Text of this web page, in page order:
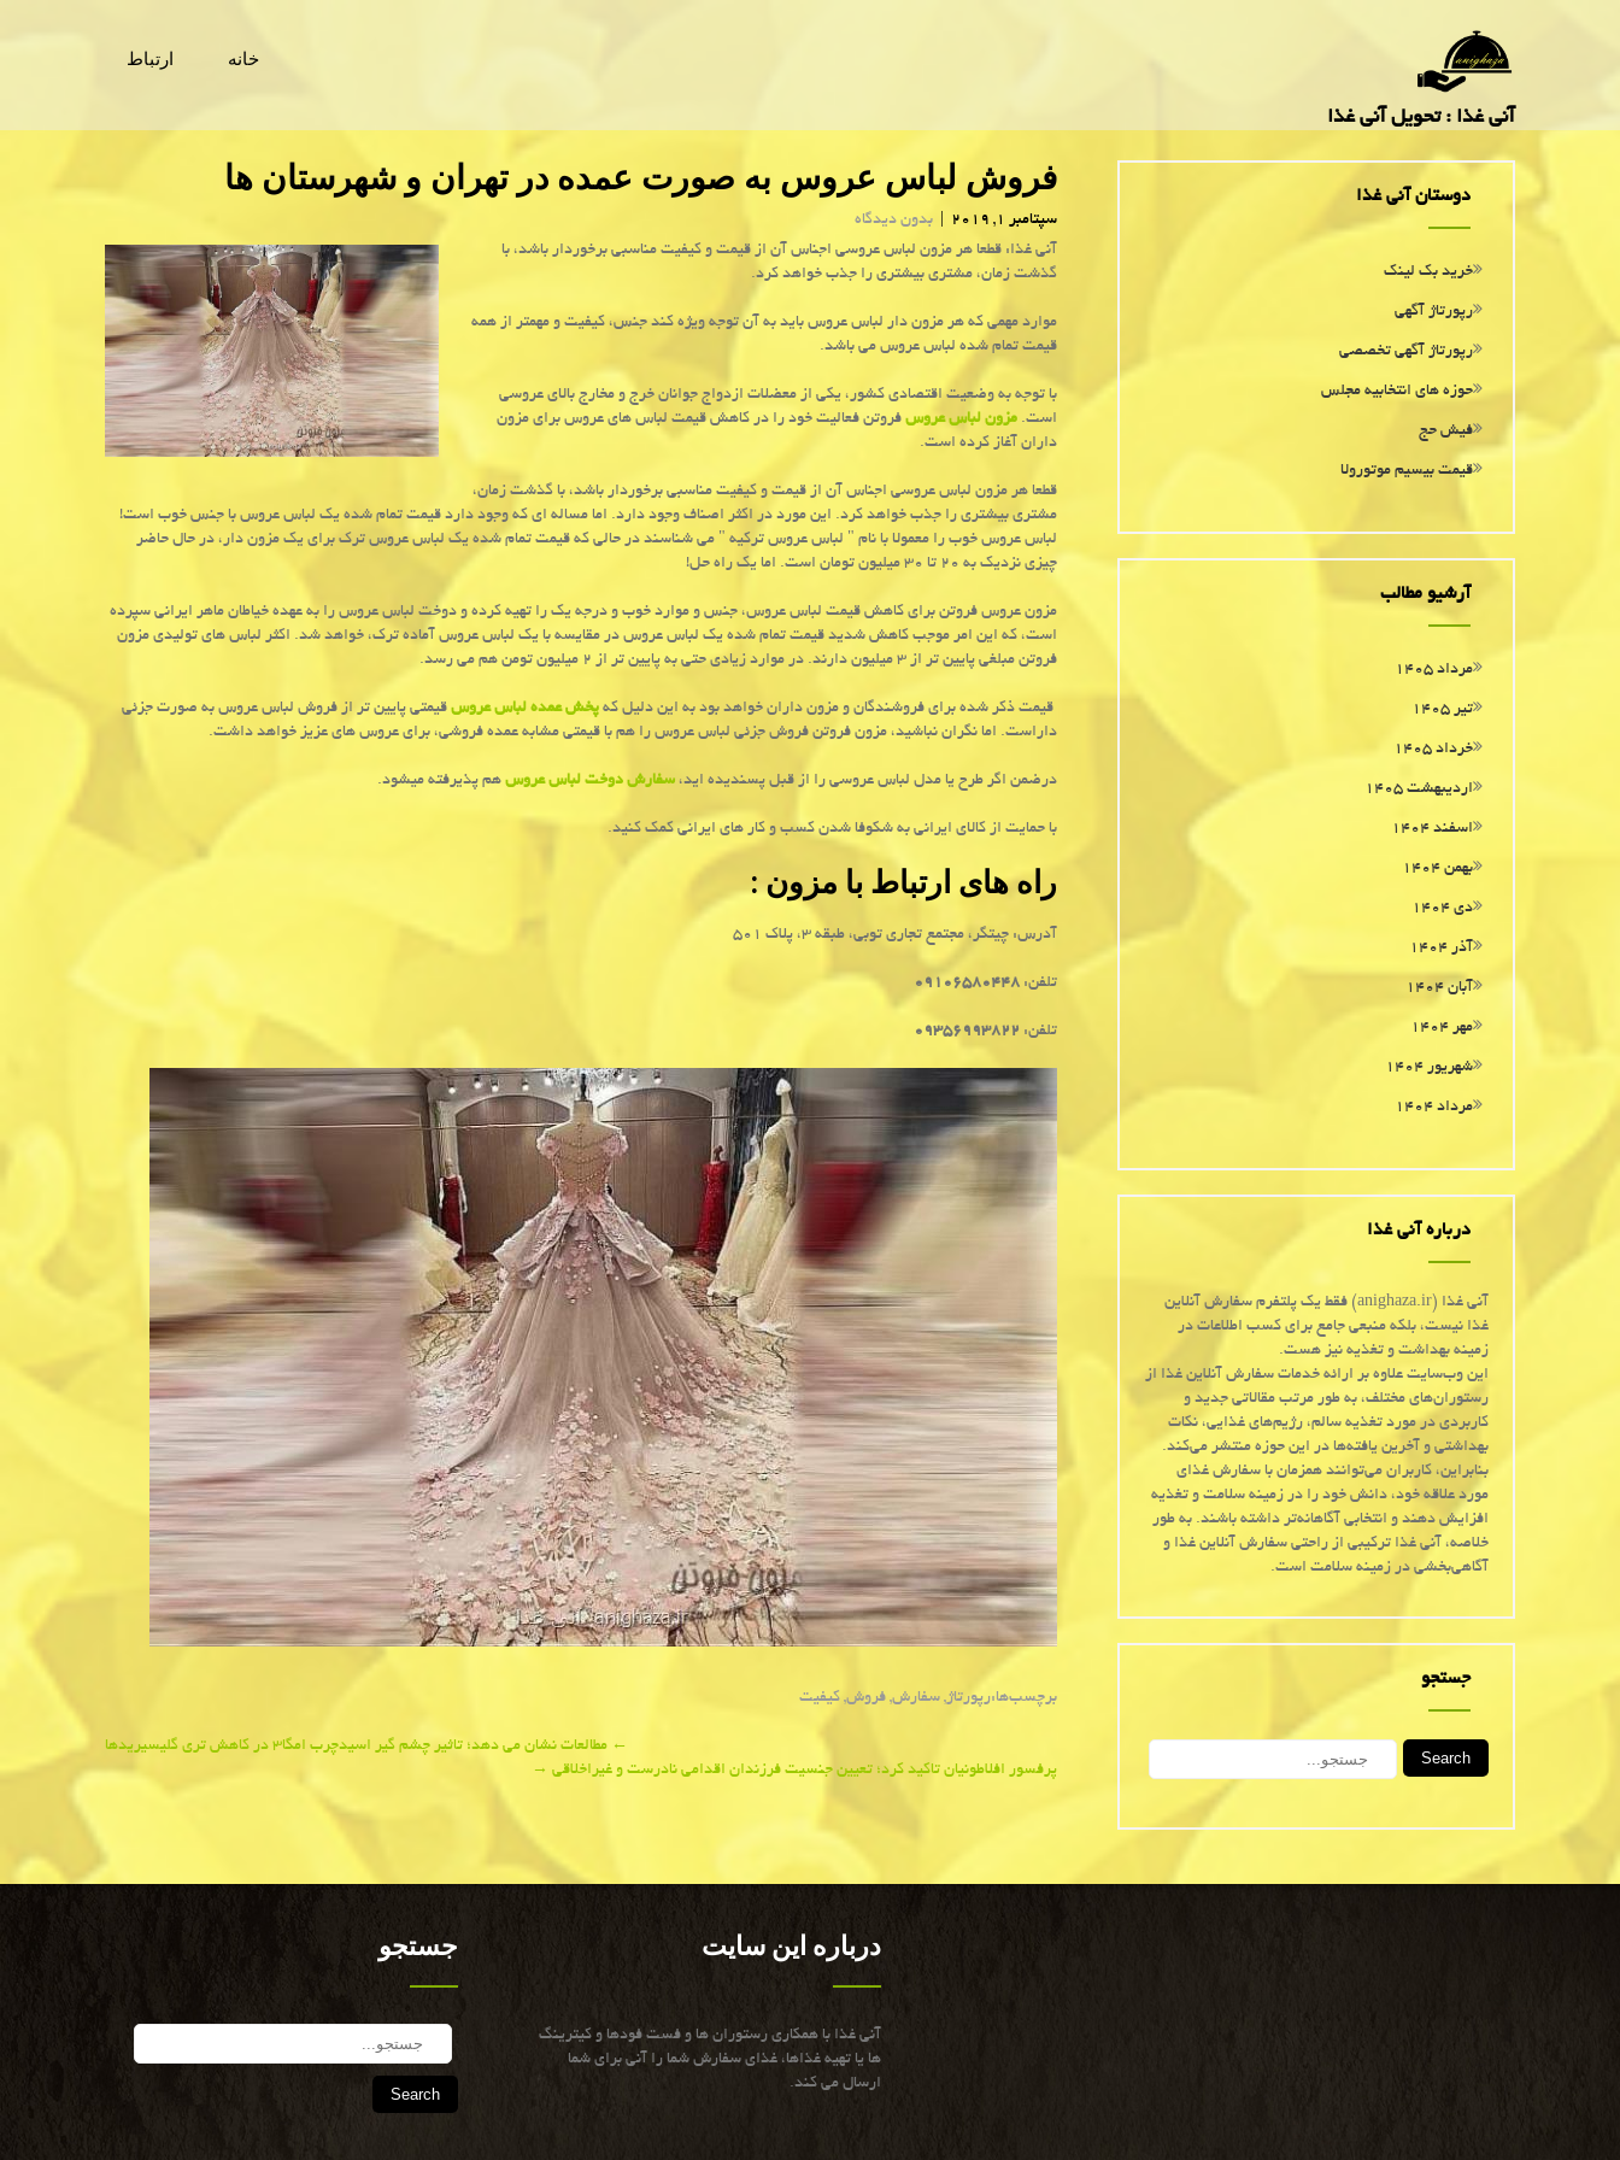
آنی غذا : تحویل آنی غذا
خانه ارتباط
فروش لباس عروس به صورت عمده در تهران و شهرستان ها
سپتامبر 1, 2019
بدون دیدگاه
آنی غذا: قطعا هر مزون لباس عروسی اجناس آن از قیمت و كیفیت مناسبی برخوردار باشد، با
گذشت زمان، مشتری بیشتری را جذب خواهد كرد.
موارد مهمی که هر مزون دار لباس عروس باید به آن توجه ویژه کند جنس، کیفیت و مهمتر از همه
قیمت تمام شده لباس عروس می باشد.
با توجه به وضعیت اقتصادی کشور، یکی از معضلات ازدواج جوانان خرج و مخارج بالای عروسی
است. مزون لباس عروس فروتن فعالیت خود را در کاهش قیمت لباس های عروس برای مزون
داران آغاز کرده است.
قطعا هر مزون لباس عروسی اجناس آن از قیمت و کیفیت مناسبی برخوردار باشد، با گذشت زمان،
مشتری بیشتری را جذب خواهد کرد. این مورد در اکثر اصناف وجود دارد. اما مساله ای که وجود دارد قیمت تمام شده یک لباس عروس با جنس خوب است!
لباس عروس خوب را معمولا با نام " لباس عروس ترکیه " می شناسند در حالی که قیمت تمام شده یک لباس عروس ترک برای یک مزون دار، در حال حاضر
چیزی نزدیک به ۲۰ تا ۳۰ میلیون تومان است. اما یک راه حل!
مزون عروس فروتن برای کاهش قیمت لباس عروس، جنس و موارد خوب و درجه یک را تهیه کرده و دوخت لباس عروس را به عهده خیاطان ماهر ایرانی سپرده
است، که این امر موجب کاهش شدید قیمت تمام شده یک لباس عروس در مقایسه با یک لباس عروس آماده ترک، خواهد شد. اکثر لباس های تولیدی مزون
فروتن مبلغی پایین تر از ۳ میلیون دارند. در موارد زیادی حتی به پایین تر از ۲ میلیون تومن هم می رسد.
قیمت ذکر شده برای فروشندگان و مزون داران خواهد بود به این دلیل که پخش عمده لباس عروس قیمتی پایین تر از فروش لباس عروس به صورت جزئی
داراست. اما نگران نباشید، مزون فروتن فروش جزئی لباس عروس را هم با قیمتی مشابه عمده فروشی، برای عروس های عزیز خواهد داشت.
درضمن اگر طرح یا مدل لباس عروسی را از قبل پسندیده اید، سفارش دوخت لباس عروس هم پذیرفته میشود.
با حمایت از کالای ایرانی به شکوفا شدن کسب و کار های ایرانی کمک کنید.
راه های ارتباط با مزون :
آدرس: چیتگر، مجتمع تجاری توبی، طبقه ۳، پلاک ۵۰۱
تلفن: ۰۹۱۰۶۵۸۰۴۴۸
تلفن: ۰۹۳۵۶۹۹۳۸۲۲
برچسب‌ها:رپورتاژ, سفارش, فروش, كیفیت
navigation
← مطالعات نشان می دهد؛ تاثیر چشم گیر اسیدچرب امگا۳ در كاهش تری گلیسیریدها
پرفسور افلاطونیان تاكید كرد؛ تعیین جنسیت فرزندان اقدامی نادرست و غیراخلاقی →
دوستان آنی غذا
خرید بک لینک
رپورتاژ آگهی
رپورتاژ آگهی تخصصی
حوزه های انتخابیه مجلس
فیش حج
قیمت بیسیم موتورولا
آرشیو مطالب
مرداد ۱۴۰۵
تیر ۱۴۰۵
خرداد ۱۴۰۵
اردیبهشت ۱۴۰۵
اسفند ۱۴۰۴
بهمن ۱۴۰۴
دی ۱۴۰۴
آذر ۱۴۰۴
آبان ۱۴۰۴
مهر ۱۴۰۴
شهریور ۱۴۰۴
مرداد ۱۴۰۴
درباره آنی غذا
آنی غذا (anighaza.ir) فقط یک پلتفرم سفارش آنلاین
غذا نیست، بلکه منبعی جامع برای کسب اطلاعات در
زمینه بهداشت و تغذیه نیز هست.
این وب‌سایت علاوه بر ارائه خدمات سفارش آنلاین غذا از
رستوران‌های مختلف، به طور مرتب مقالاتی جدید و
کاربردی در مورد تغذیه سالم، رژیم‌های غذایی، نکات
بهداشتی و آخرین یافته‌ها در این حوزه منتشر می‌کند.
بنابراین، کاربران می‌توانند همزمان با سفارش غذای
مورد علاقه خود، دانش خود را در زمینه سلامت و تغذیه
افزایش دهند و انتخابی آگاهانه‌تر داشته باشند. به طور
خلاصه، آنی غذا ترکیبی از راحتی سفارش آنلاین غذا و
آگاهی‌بخشی در زمینه سلامت است.
جستجو
Search
جستجو درباره این سایت
آنی غذا با همكاری رستوران ها و فست فودها و كیترینگ
ها یا تهیه غذاها، غذای سفارش شما را آنی برای شما
ارسال می كند.